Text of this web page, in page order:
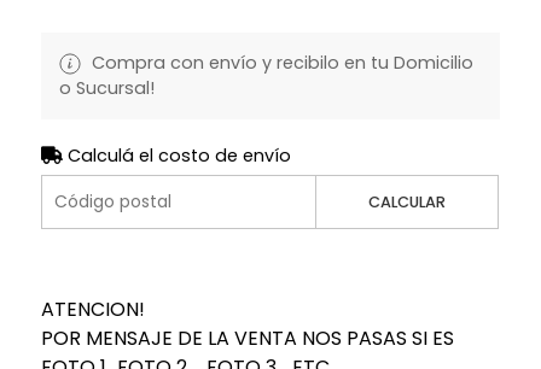
Compra con envío y recibilo en tu Domicilio
o Sucursal!
Calculá el costo de envío
CALCULAR
ATENCION!
POR MENSAJE DE LA VENTA NOS PASAS SI ES